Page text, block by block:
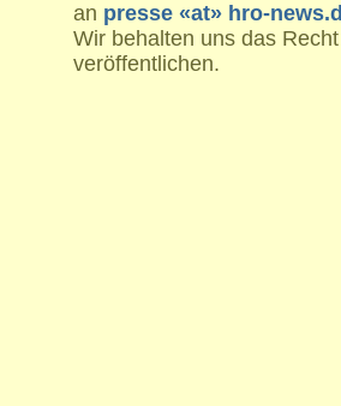
an presse «at» hro-
Wir behalten uns das
veröffentlichen.